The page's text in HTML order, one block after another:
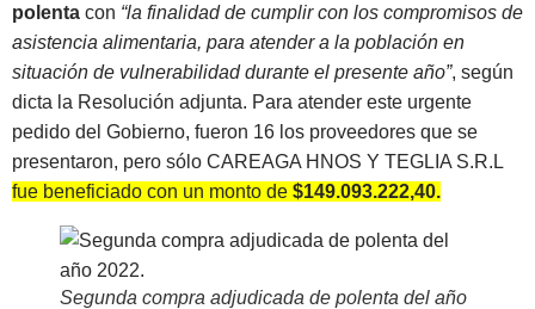
polenta con “la finalidad de cumplir con los compromisos de
asistencia alimentaria, para atender a la población en
situación de vulnerabilidad durante el presente año”, según
dicta la Resolución adjunta. Para atender este urgente
pedido del Gobierno, fueron 16 los proveedores que se
presentaron, pero sólo CAREAGA HNOS Y TEGLIA S.R.L
fue beneficiado con un monto de $149.093.222,40.
Segunda compra adjudicada de polenta del año